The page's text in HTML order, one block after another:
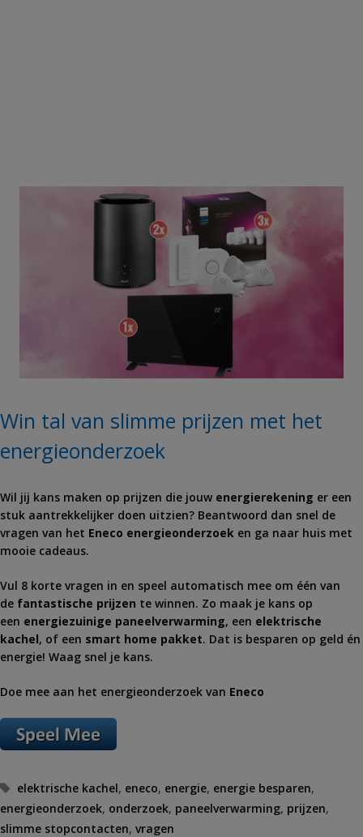
Win tal van slimme prijzen met het
energieonderzoek
Wil jij kans maken op prijzen die jouw energierekening er een
stuk aantrekkelijker doen uitzien? Beantwoord dan snel de
vragen van het Eneco energieonderzoek en ga naar huis met
mooie cadeaus.
Vul 8 korte vragen in en speel automatisch mee om één van
de fantastische prijzen te winnen. Zo maak je kans op
een energiezuinige paneelverwarming, een elektrische
kachel, of een smart home pakket. Dat is besparen op geld én
energie! Waag snel je kans.
Doe mee aan het energieonderzoek van Eneco
Tags
elektrische kachel, eneco, energie, energie besparen,
energieonderzoek, onderzoek, paneelverwarming, prijzen,
slimme stopcontacten, vragen